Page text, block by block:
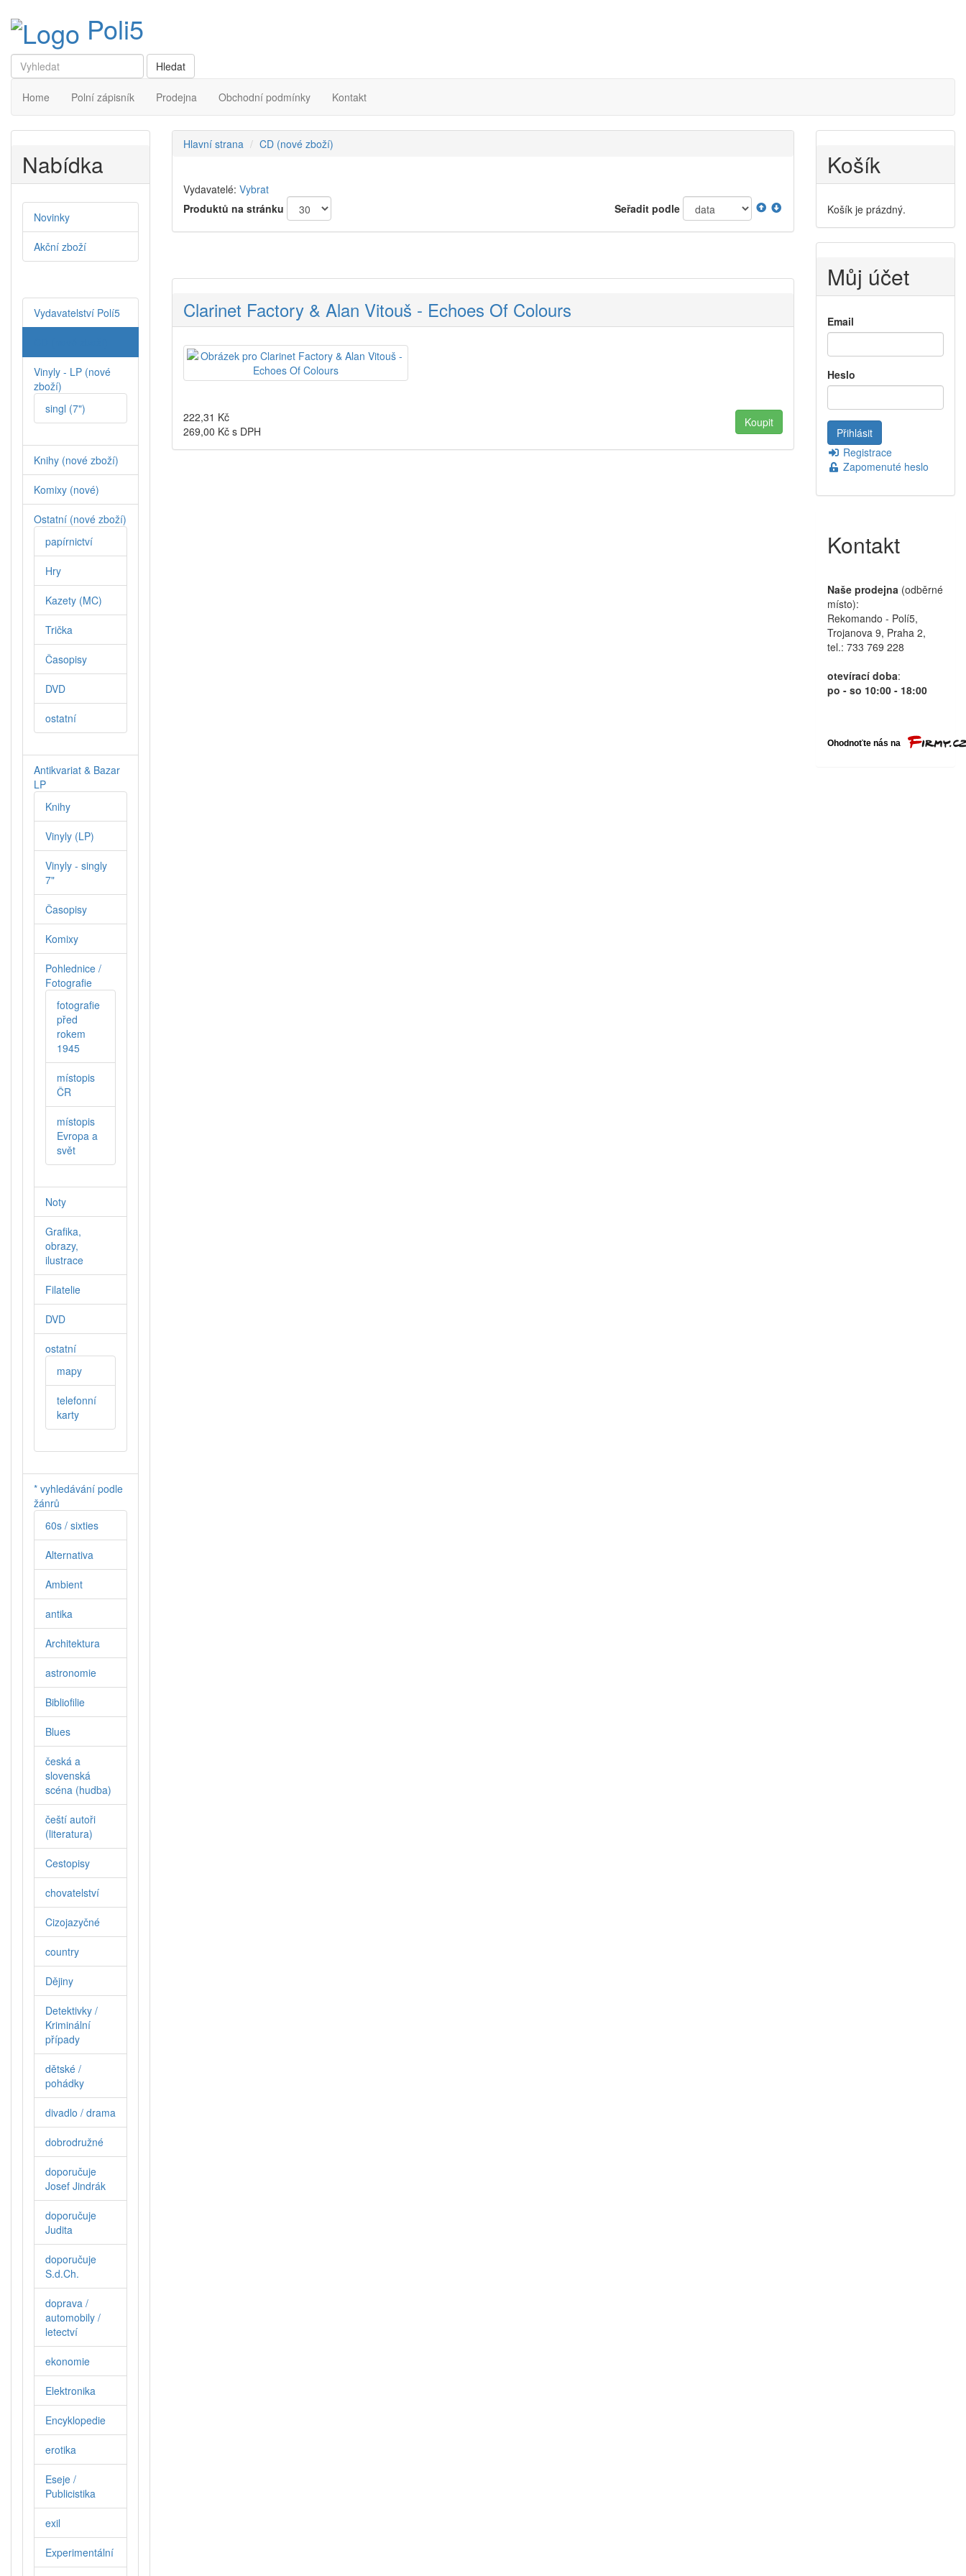
Poli5
Home Polní zápisník Prodejna Obchodní podmínky Kontakt
Hlavní strana CD (nové zboží)
Vydavatelé: Vybrat
Produktů na stránku
Seřadit podle
Clarinet Factory & Alan Vitouš - Echoes Of Colours
222,31 Kč
269,00 Kč s DPH
Nabídka
Novinky
Akční zboží
Vydavatelství Polí5
Vinyly - LP (nové
zboží)
singl (7")
Knihy (nové zboží)
Komixy (nové)
Ostatní (nové zboží)
papírnictví
Hry
Kazety (MC)
Trička
Časopisy
DVD
ostatní
Antikvariat & Bazar
LP
Knihy
Vinyly (LP)
Vinyly - singly
7"
Časopisy
Komixy
Pohlednice /
Fotografie
fotografie
před
rokem
1945
místopis
ČR
místopis
Evropa a
svět
Noty
Grafika,
obrazy,
ilustrace
Filatelie
DVD
ostatní
mapy
telefonní
karty
* vyhledávání podle
žánrů
60s / sixties
Alternativa
Ambient
antika
Architektura
astronomie
Bibliofilie
Blues
česká a
slovenská
scéna (hudba)
čeští autoři
(literatura)
Cestopisy
chovatelství
Cizojazyčné
country
Dějiny
Detektivky /
Kriminální
případy
dětské /
pohádky
divadlo / drama
dobrodružné
doporučuje
Josef Jindrák
doporučuje
Judita
doporučuje
S.d.Ch.
doprava /
automobily /
letectví
ekonomie
Elektronika
Encyklopedie
erotika
Eseje /
Publicistika
exil
Experimentální
Košík
Košík je prázdný.
Můj účet
Email
Heslo
Registrace
Zapomenuté heslo
Kontakt
Naše prodejna (odběrné
místo):
Rekomando - Polí5,
Trojanova 9, Praha 2,
tel.: 733 769 228
otevírací doba:
po - so 10:00 - 18:00